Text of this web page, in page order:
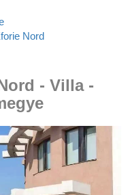
Nord
- Villa -